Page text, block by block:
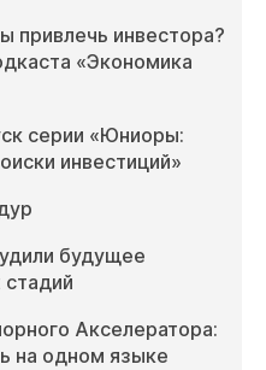
привлечь инвестора?
«Экономика
серии «Юниоры:
инвестиций»
будущее
стадий
Акселератора:
на одном языке